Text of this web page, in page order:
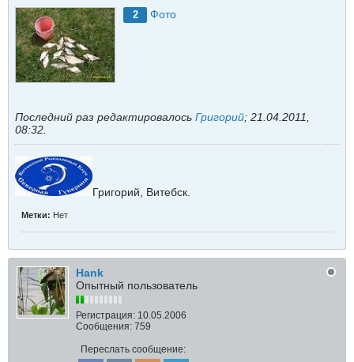
2 Фото
Последний раз редактировалось Григорий; 21.04.2011,
08:32
Григорий, Витебск.
Метки: Нет
Hank
Опытный пользователь
Регистрация: 10.05.2006
Сообщения: 759
Переслать сообщение: